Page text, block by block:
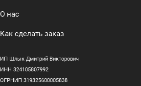
О нас
Как сделать заказ
ИП Шлык Дмитрий Викторович
ИНН 324105807992
ОГРНИП 319325600005838